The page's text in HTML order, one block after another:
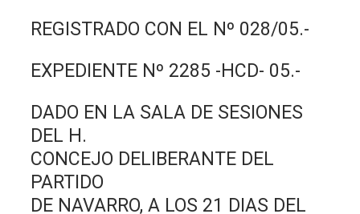
REGISTRADO CON EL Nº 028/05.-
EXPEDIENTE Nº 2285 -HCD- 05.-
DADO EN LA SALA DE SESIONES
DEL H.
CONCEJO DELIBERANTE DEL
PARTIDO
DE NAVARRO, A LOS 21 DIAS DEL